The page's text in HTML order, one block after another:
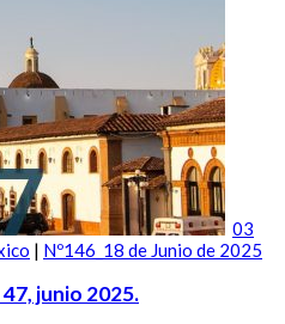
03
| Nº146_18 de Junio de 2025
junio 2025.